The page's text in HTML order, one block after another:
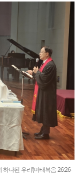
나된 우리’(마태복음 26:26-